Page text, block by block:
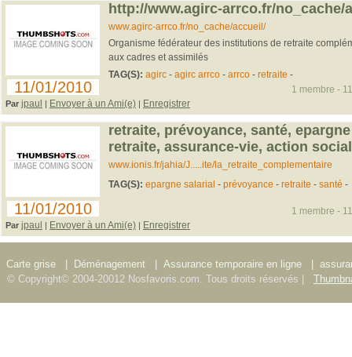
11/01/2010
http://www.agirc-arrco.fr/no_cache/
www.agirc-arrco.fr/no_cache/accueil/
Organisme fédérateur des institutions de retraite
aux cadres et assimilés
TAG(S): agirc- agirc arrco- arrco- retraite -
Par jpaul | Envoyer à un Ami(e) | Enregistrer
1 membre -
11/01/2010
retraite, prévoyance, santé,
retraite, assurance-vie, action
www.ionis.fr/jahia/J.....ite/la_retraite_complementaire
TAG(S): epargne salarial - prévoyance - retraite - santé -
Par jpaul | Envoyer à un Ami(e) | Enregistrer
1 membre -
Carte grise Déménagement Assurance temporaire en ligne
© Copyright© 2004-20012 Nosfavoris.com. Tous droits réservés |